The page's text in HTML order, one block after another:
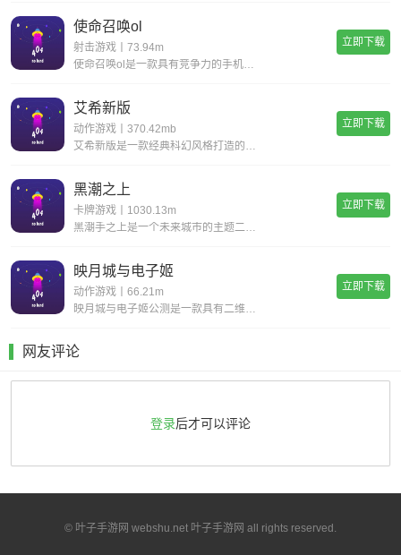
使命召唤ol
射击游戏丨73.94m
使命召唤ol是一款具有竞争力的手机射击游戏。您一定会感到现实，丰富您的游戏体验并完成各种战斗任务以获得丰厚的回报。逼真的惊人武器带来了开创性的战斗，同时遵循经典的世界观并添加了全新的游戏玩法，玩家可以感受到射击的最大乐趣，并且玩家可以更好地
立即下载
艾希新版
动作游戏丨370.42mb
艾希新版是一款经典科幻风格打造的动作格斗类手游，超华丽炫酷的场景地图给你带来无与伦比的视觉享受，进入这个独特的世界当中展开精彩绝伦的战斗旅程，享受前所未有的爽快动作打击手感!艾希新版游戏亮点丰富的场景地图，超科幻的未来场景多样化的武器选择，
立即下载
黑潮之上
卡牌游戏丨1030.13m
黑潮手之上是一个未来城市的主题二次元题材游戏,游戏背景设置在穿过时间和空间的未来,多样的地图关卡,令人紧张兴奋的冒险随机事件,战斗丰富的回合制策略组合二次元玩法,让你感受不一样的高自由度卡牌游戏,快点来下载黑潮之上进行体验吧!《黑潮之上》游
立即下载
映月城与电子姬
动作游戏丨66.21m
映月城与电子姬公测是一款具有二维风格的漂亮动作射击游戏。玩家可以自由选择自己的角色去奋斗系统的声音和字幕是超级无意义的，为玩家提供了各种丰富的故事和故事。感兴趣的朋友很快下载体验映月城与电子姬公测特色不同的角色有自己的能力和属性，玩家需要灵
立即下载
网友评论
登录后才可以评论
© 叶子手游网 webshu.net 叶子手游网 all rights reserved.